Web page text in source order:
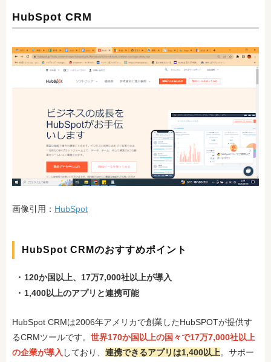
HubSpot CRM
画像引用： HubSpot
HubSpot CRMのおすすめポイント
120か国以上、17万7,000社以上が導入
1,400以上のアプリと連携可能
HubSpot CRMは2006年アメリカで創業したHubSPOTが提供す
るCRMツールです。 世界170か国以上の国々で17万7,000社以上
の企業が導入 しており、 連携できるアプリは1,400以上。サポー